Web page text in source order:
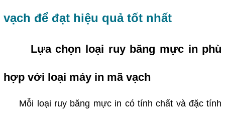
vạch để đạt hiệu quả tốt nhất
Lựa chọn loại ruy băng mực in phù
hợp với loại máy in mã vạch
Mỗi loại ruy băng mực in có tính chất và đặc tính